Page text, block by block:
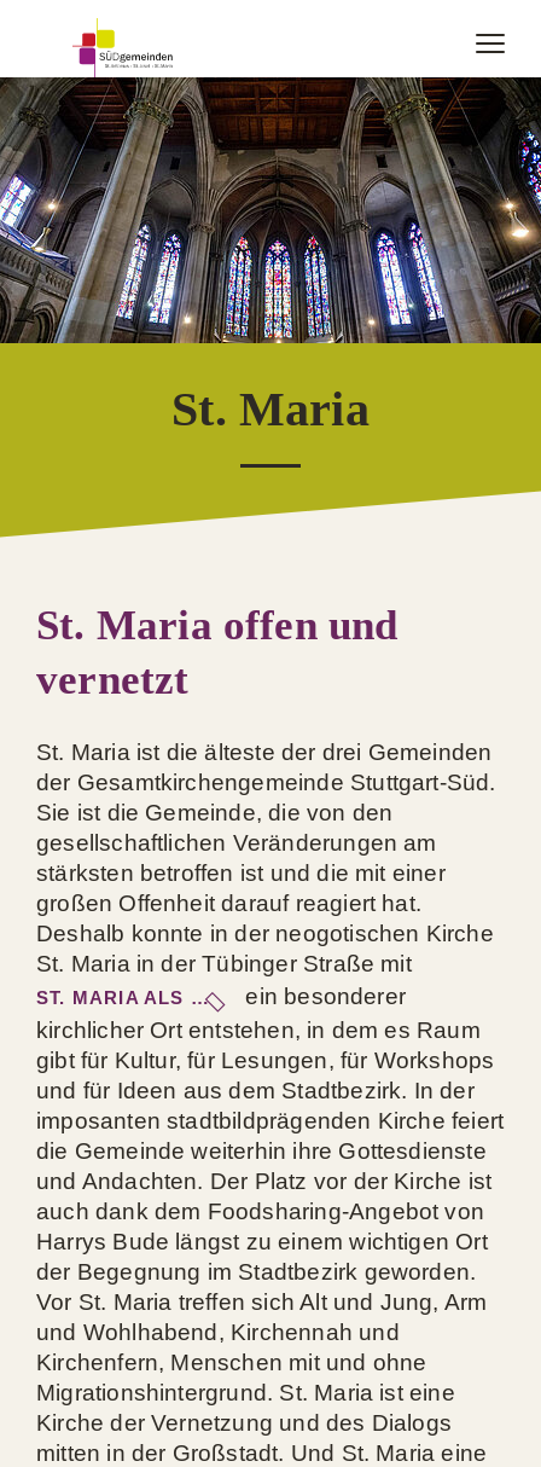
St. Maria
St. Maria offen und
vernetzt
St. Maria ist die älteste der drei Gemeinden
der Gesamtkirchengemeinde Stuttgart-Süd.
Sie ist die Gemeinde, die von den
gesellschaftlichen Veränderungen am
stärksten betroffen ist und die mit einer
großen Offenheit darauf reagiert hat.
Deshalb konnte in der neogotischen Kirche
St. Maria in der Tübinger Straße mit
ST. MARIA ALS …
ein besonderer
kirchlicher Ort entstehen, in dem es Raum
gibt für Kultur, für Lesungen, für Workshops
und für Ideen aus dem Stadtbezirk. In der
imposanten stadtbildprägenden Kirche feiert
die Gemeinde weiterhin ihre Gottesdienste
und Andachten. Der Platz vor der Kirche ist
auch dank dem Foodsharing-Angebot von
Harrys Bude längst zu einem wichtigen Ort
der Begegnung im Stadtbezirk geworden.
Vor St. Maria treffen sich Alt und Jung, Arm
und Wohlhabend, Kirchennah und
Kirchenfern, Menschen mit und ohne
Migrationshintergrund. St. Maria ist eine
Kirche der Vernetzung und des Dialogs
mitten in der Großstadt. Und St. Maria eine